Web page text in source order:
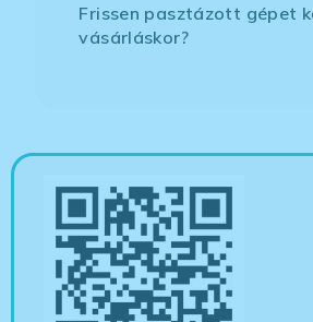
Frissen pasztázott gépet
vásárláskor?